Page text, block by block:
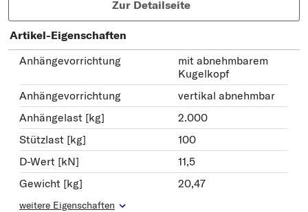
Zur Detailseite
Artikel-Eigenschaften
Anhängevorrichtung
mit abnehmbarem
Kugelkopf
Anhängevorrichtung
vertikal abnehmbar
Anhängelast [kg]
2.000
Stützlast [kg]
100
D-Wert [kN]
11,5
Gewicht [kg]
20,47
weitere Eigenschaften